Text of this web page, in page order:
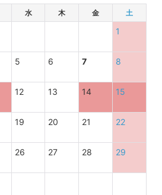
水 木 金 土
1
5 6 7 8
12 13 14 15
19 20 21 22
26 27 28 29